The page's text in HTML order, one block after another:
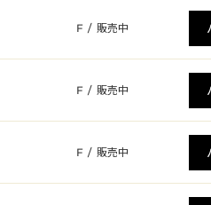
F / 販売中
F / 販売中
F / 販売中